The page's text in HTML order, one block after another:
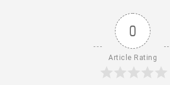
0
Article Rating